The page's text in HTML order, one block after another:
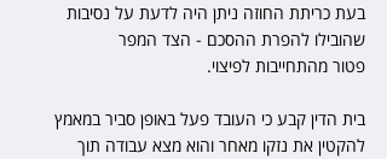
בעת כריתת החוזה ניתן היה לדעת על נסיבות
שהובילו להפרת ההסכם - הצד המפר
פטור מהתחייבות לפיצוי.
בית הדין קבע כי העובד פעל באופן סביר במאמץ
להקטין את נזקו מאחר והוא מצא עבודה תוך